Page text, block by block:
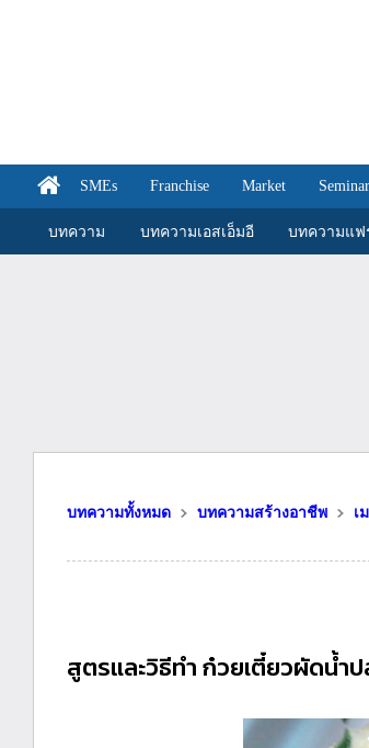
SMEs Franchise Market Seminar
บทความ บทความเอสเอ็มอี บทความแฟ
บทความทั้งหมด บทความสร้างอาชีพ เ
สูตรและวิธีทำ ก๋วยเตี๋ยวผัดน้ำป